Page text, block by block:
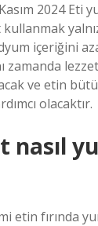
2024 Eti
içeriğini
zamanda
ve etin
olacaktır.
nasıl
etin fırında